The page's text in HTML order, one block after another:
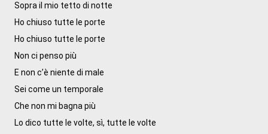
Sopra il mio tetto di notte
Ho chiuso tutte le porte
Ho chiuso tutte le porte
Non ci penso più
E non c’è niente di male
Sei come un temporale
Che non mi bagna più
Lo dico tutte le volte, sì, tutte le volte